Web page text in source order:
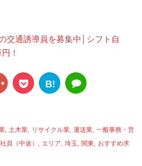
交通誘導員を募集中│シフト自
！
B!
, 土木業, リサイクル業, 運送業, 一般事務・営
員（中途） , エリア, 埼玉, 関東, おすすめ求